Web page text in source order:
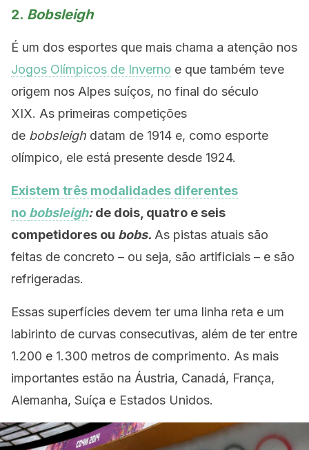
2. Bobsleigh
É um dos esportes que mais chama a atenção nos
Jogos Olímpicos de Inverno e que também teve
origem nos Alpes suíços, no final do século
XIX. As primeiras competições
de bobsleigh datam de 1914 e, como esporte
olímpico, ele está presente desde 1924.
Existem três modalidades diferentes
no bobsleigh:de dois, quatro e seis
competidores ou bobs. As pistas atuais são
feitas de concreto – ou seja, são artificiais – e são
refrigeradas.
Essas superfícies devem ter uma linha reta e um
labirinto de curvas consecutivas, além de ter entre
1.200 e 1.300 metros de comprimento. As mais
importantes estão na Áustria, Canadá, França,
Alemanha, Suíça e Estados Unidos.